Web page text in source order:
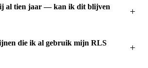
al tien jaar — kan ik dit blijven
die ik al gebruik mijn RLS